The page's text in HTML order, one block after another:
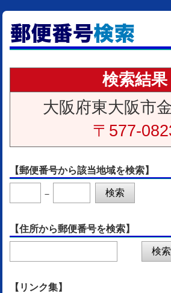
検索結果
大阪府東大阪市
〒577-
【郵便番号から該当地域を検索】
－
【住所から郵便番号を検索】
【リンク集】